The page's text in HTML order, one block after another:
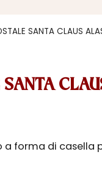
SANTA CLAUS
a forma di casella